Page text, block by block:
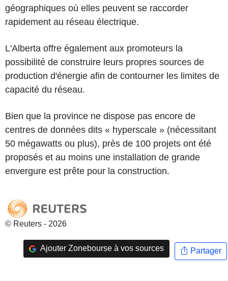
géographiques où elles peuvent se raccorder
rapidement au réseau électrique.
L'Alberta offre également aux promoteurs la
possibilité de construire leurs propres sources de
production d'énergie afin de contourner les limites de
capacité du réseau.
Bien que la province ne dispose pas encore de
centres de données dits « hyperscale » (nécessitant
50 mégawatts ou plus), près de 100 projets ont été
proposés et au moins une installation de grande
envergure est prête pour la construction.
© Reuters - 2026
Ajouter Zonebourse à vos sources Partager